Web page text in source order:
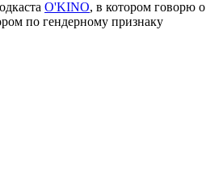
O'KINO, в котором говорю о
по гендерному признаку